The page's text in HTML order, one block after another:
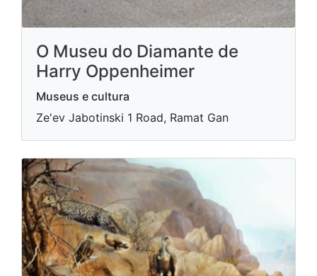
O Museu do Diamante de
Harry Oppenheimer
Museus e cultura
Ze'ev Jabotinski 1 Road, Ramat Gan